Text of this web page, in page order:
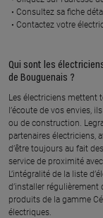
En savoir plus
LUDOVIC
29 rue du moulin,
CHEMERE
En savoir plus
À 24.2 km km
JN ELEC
Consultez sa fiche
Contactez votre
Qui sont les
de Bouguenais ?
Les électriciens mettent
l’écoute de vos envies,
ou de construction.
partenaires électriciens,
d’être toujours au fait
service de proximité
L’intégralité de la liste
d’installer régulièrement
produits de la gamme
électriques.